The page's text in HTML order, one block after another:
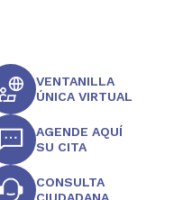
VENTANILLA
ÚNICA VIRTUAL
AGENDE AQUÍ
SU CITA
CONSULTA